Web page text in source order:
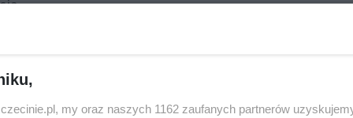
my oraz naszych 1162 zaufanych partnerów